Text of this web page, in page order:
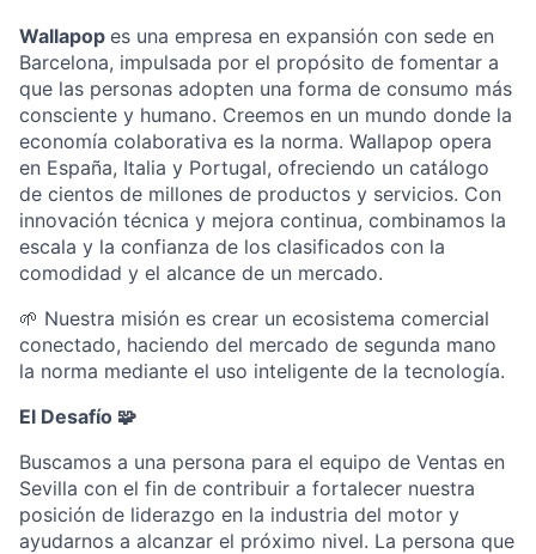
Wallapop es una empresa en expansión con sede en
Barcelona, impulsada por el propósito de fomentar a
que las personas adopten una forma de consumo más
consciente y humano. Creemos en un mundo donde la
economía colaborativa es la norma. Wallapop opera
en España, Italia y Portugal, ofreciendo un catálogo
de cientos de millones de productos y servicios. Con
innovación técnica y mejora continua, combinamos la
escala y la confianza de los clasificados con la
comodidad y el alcance de un mercado.
🌱 Nuestra misión es crear un ecosistema comercial
conectado, haciendo del mercado de segunda mano
la norma mediante el uso inteligente de la tecnología.
El Desafío 🧩
Buscamos a una persona para el equipo de Ventas en
Sevilla con el fin de contribuir a fortalecer nuestra
posición de liderazgo en la industria del motor y
ayudarnos a alcanzar el próximo nivel. La persona que